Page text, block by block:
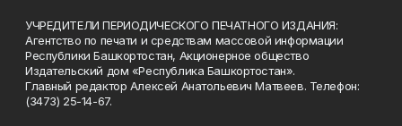
УЧРЕДИТЕЛИ ПЕРИОДИЧЕСКОГО ПЕЧАТНОГО ИЗДАНИЯ:
Агентство по печати и средствам массовой информации
Республики Башкортостан, Акционерное общество
Издательский дом «Республика Башкортостан».
Главный редактор Алексей Анатольевич Матвеев. Телефон:
(3473) 25-14-67.